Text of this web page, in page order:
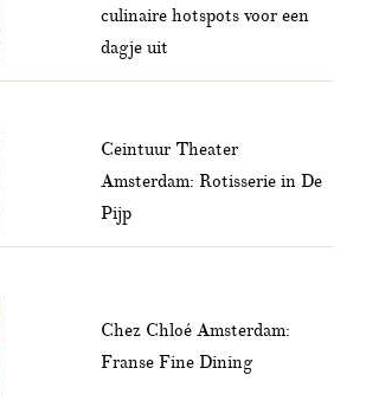
culinaire hotspots voor een
dagje uit
Ceintuur Theater
Amsterdam: Rotisserie in De
Pijp
Chez Chloé Amsterdam:
Franse Fine Dining